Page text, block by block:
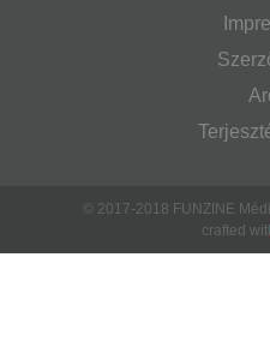
© 2017-2018 FUNZINE
crafted